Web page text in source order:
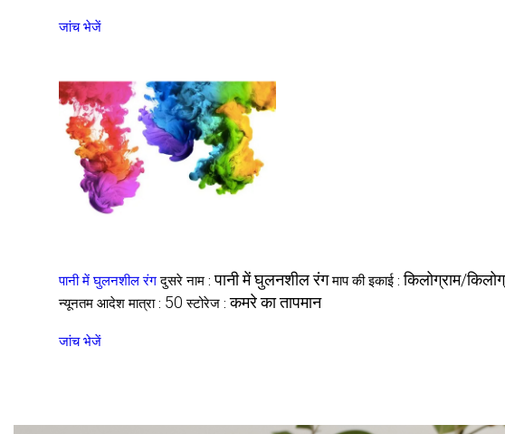
जांच भेजें
पानी में घुलनशील रंग दुसरे नाम :पानी में घुलनशील रंग माप की इकाई :किलोग्राम/
न्यूनतम आदेश मात्रा : 50 स्टोरेज :कमरे का तापमान
जांच भेजें